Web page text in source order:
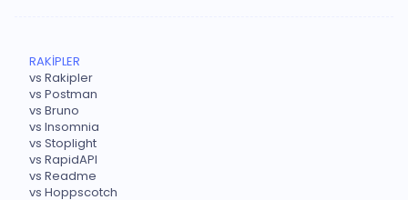
RAKİPLER
vs Rakipler
vs Postman
vs Bruno
vs Insomnia
vs Stoplight
vs RapidAPI
vs Readme
vs Hoppscotch